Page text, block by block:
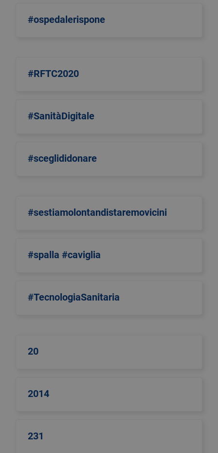
#ospedalerispone
#RFTC2020
#SanitàDigitale
#sceglididonare
#sestiamolontandistaremovicini
#spalla #caviglia
#TecnologiaSanitaria
20
2014
231